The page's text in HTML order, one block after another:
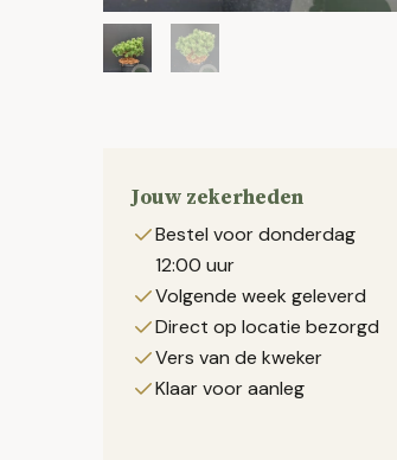
Jouw zekerheden
Bestel voor donderdag
12:00 uur
Volgende week geleverd
Direct op locatie bezorgd
Vers van de kweker
Klaar voor aanleg